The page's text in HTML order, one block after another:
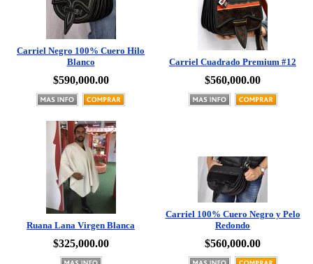
Carriel Negro 100% Cuero Hilo
Blanco
$590,000.00
Carriel Cuadrado Premium #12
$560,000.00
Ruana Lana Virgen Blanca
$325,000.00
Carriel 100% Cuero Negro y Pelo
Redondo
$560,000.00